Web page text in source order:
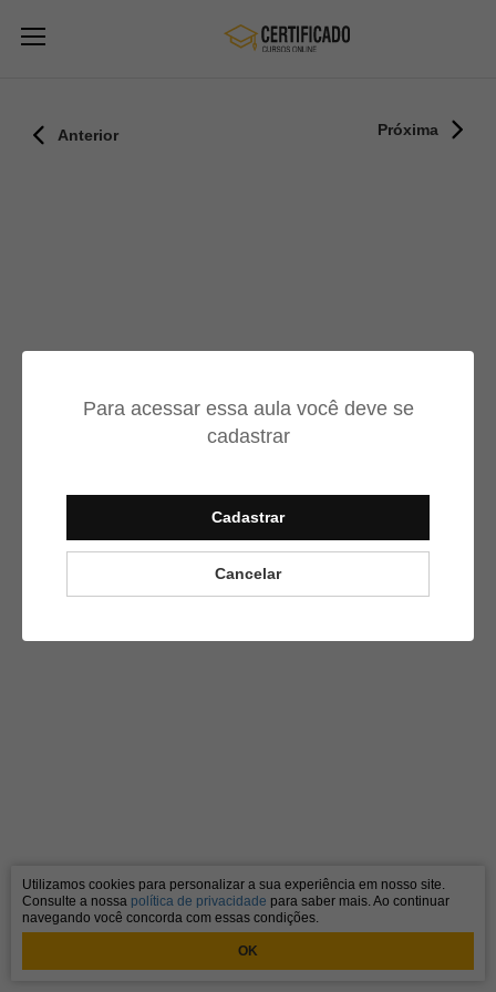
Para acessar essa aula você deve se
cadastrar
Cadastrar
Cancelar
Anterior Próxima
Utilizamos cookies para personalizar a sua experiência em nosso site.
Consulte a nossa política de privacidade para saber mais. Ao continuar
navegando você concorda com essas condições.
OK